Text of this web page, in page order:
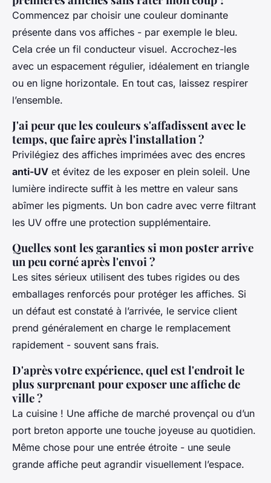
Commencez par choisir une couleur dominante
présente dans vos affiches - par exemple le bleu.
Cela crée un fil conducteur visuel. Accrochez-les
avec un espacement régulier, idéalement en triangle
ou en ligne horizontale. En tout cas, laissez respirer
l’ensemble.
J'ai peur que les couleurs s'affadissent avec le
temps, que faire après l'installation ?
Privilégiez des affiches imprimées avec des encres
anti-UV et évitez de les exposer en plein soleil. Une
lumière indirecte suffit à les mettre en valeur sans
abîmer les pigments. Un bon cadre avec verre filtrant
les UV offre une protection supplémentaire.
Quelles sont les garanties si mon poster arrive
un peu corné après l'envoi ?
Les sites sérieux utilisent des tubes rigides ou des
emballages renforcés pour protéger les affiches. Si
un défaut est constaté à l’arrivée, le service client
prend généralement en charge le remplacement
rapidement - souvent sans frais.
D'après votre expérience, quel est l'endroit le
plus surprenant pour exposer une affiche de
ville ?
La cuisine ! Une affiche de marché provençal ou d’un
port breton apporte une touche joyeuse au quotidien.
Même chose pour une entrée étroite - une seule
grande affiche peut agrandir visuellement l’espace.